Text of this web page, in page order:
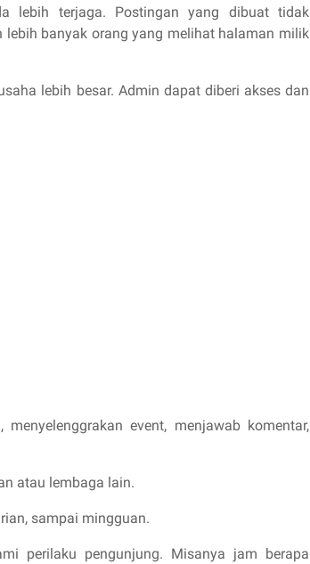
lebih terjaga. Postingan yang dibuat tidak
lebih banyak orang yang melihat halaman milik
lebih besar. Admin dapat diberi akses dan
event, menjawab komentar,
atau lembaga lain.
sampai mingguan.
perilaku pengunjung. Misanya jam berapa